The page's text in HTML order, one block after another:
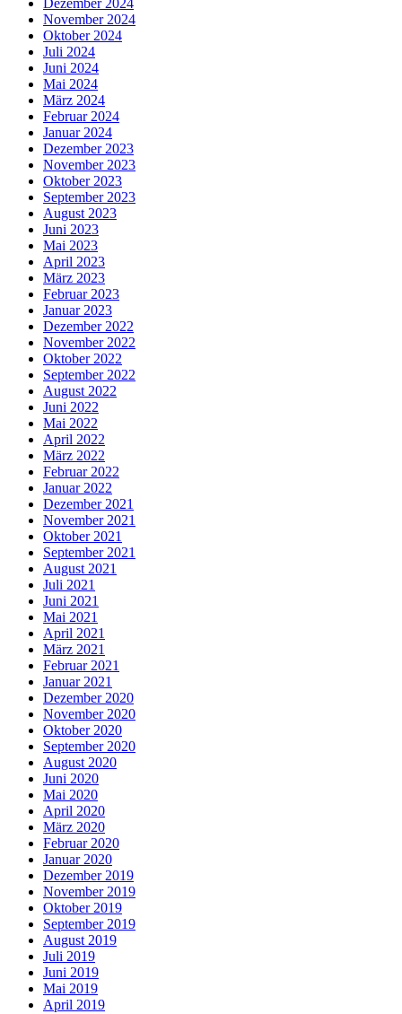
November 2024
Oktober 2024
Juli 2024
Juni 2024
Mai 2024
März 2024
Februar 2024
Januar 2024
Dezember 2023
November 2023
Oktober 2023
September 2023
August 2023
Juni 2023
Mai 2023
April 2023
März 2023
Februar 2023
Januar 2023
Dezember 2022
November 2022
Oktober 2022
September 2022
August 2022
Juni 2022
Mai 2022
April 2022
März 2022
Februar 2022
Januar 2022
Dezember 2021
November 2021
Oktober 2021
September 2021
August 2021
Juli 2021
Juni 2021
Mai 2021
April 2021
März 2021
Februar 2021
Januar 2021
Dezember 2020
November 2020
Oktober 2020
September 2020
August 2020
Juni 2020
Mai 2020
April 2020
März 2020
Februar 2020
Januar 2020
Dezember 2019
November 2019
Oktober 2019
September 2019
August 2019
Juli 2019
Juni 2019
Mai 2019
April 2019